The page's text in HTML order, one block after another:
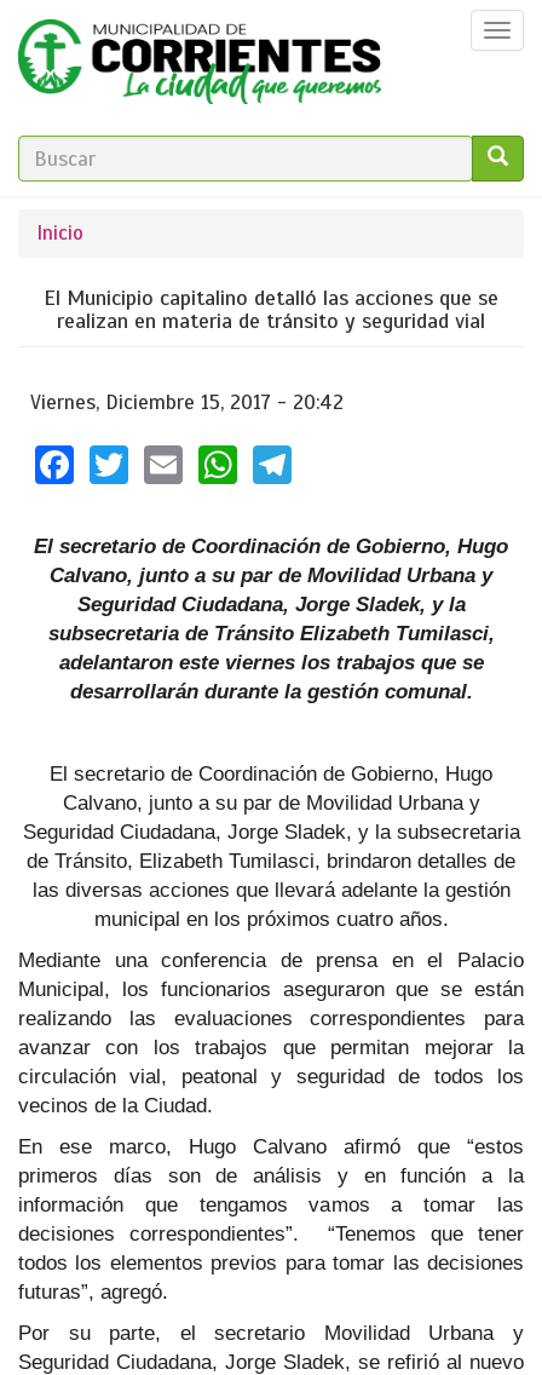
Pasar
contenido
principal
FORMULARIO
BÚSQUEDA
Se
encuentra
usted
Inicio
El Municipio capitalino detalló las acciones que se
realizan en materia de tránsito y seguridad vial
Viernes, Diciembre 15, 2017 - 20:42
Facebook
TwitterEmailWhatsApp
El secretario de Coordinación de Gobierno, Hugo
Calvano, junto a su par de Movilidad Urbana y
Seguridad Ciudadana, Jorge Sladek, y la
subsecretaria de Tránsito Elizabeth Tumilasci,
adelantaron este viernes los trabajos que se
desarrollarán durante la gestión comunal.
El secretario de Coordinación de Gobierno, Hugo
Calvano, junto a su par de Movilidad Urbana y
Seguridad Ciudadana, Jorge Sladek, y la subsecretaria
de Tránsito, Elizabeth Tumilasci, brindaron detalles de
las diversas acciones que llevará adelante la gestión
municipal en los próximos cuatro años.
Mediante una conferencia de prensa en el Palacio
Municipal, los funcionarios aseguraron que se están
realizando las evaluaciones correspondientes para
avanzar con los trabajos que permitan mejorar la
circulación vial, peatonal y seguridad de todos los
vecinos de la Ciudad.
En ese marco, Hugo Calvano afirmó que “estos
primeros días son de análisis y en función a la
información que tengamos vamos a tomar las
decisiones correspondientes”. “Tenemos que tener
todos los elementos previos para tomar las decisiones
futuras”, agregó.
Por su parte, el secretario Movilidad Urbana y
Seguridad Ciudadana, Jorge Sladek, se refirió al nuevo